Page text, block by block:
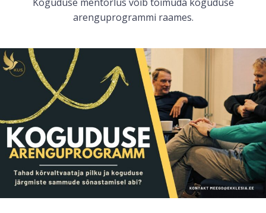
arenguprogrammi raames.